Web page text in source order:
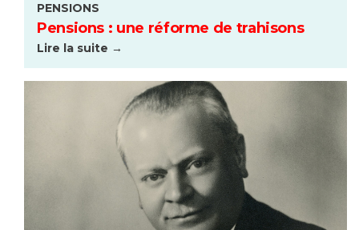
PENSIONS
Pensions : une réforme de trahisons
Lire la suite →